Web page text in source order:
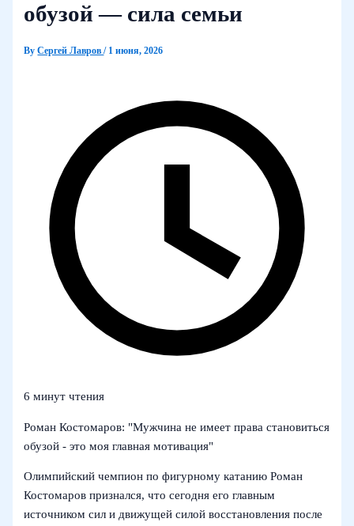
обузой — сила семьи
ByСергей Лавров/ 1 июня, 2026
6 минут чтения
Роман Костомаров: "Мужчина не имеет права становиться
обузой - это моя главная мотивация"
Олимпийский чемпион по фигурному катанию Роман
Костомаров признался, что сегодня его главным
источником сил и движущей силой восстановления после